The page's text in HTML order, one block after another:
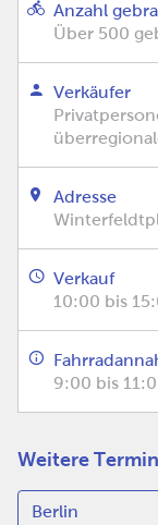
Anzahl
Über 500
Verkäufer
Adresse
Verkauf
10:00 bis
9:00 bis
Weitere